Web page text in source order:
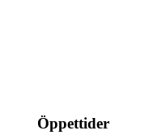
Öppettider